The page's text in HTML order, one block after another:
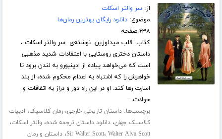
از:سر والتر اسکات
موضوع:دانلود رایگان بهترین رمان‌ها
۶۳۸ صفحه
کتاب قلب میدلوزین نوشته‌ی سر والتر اسکات ،
داستان دختری روستایی با اعتقادات شدید مذهبی
است که می‌خواهد پیاده از ادینبورو به لندن برود تا
خواهرش را که اشتباه به اعدام محکوم شده، از بند
اسارت رها کند. او در این راه دور و دراز به اتفاقات و
حوادث...
برچسب‌ها:داستان تاریخی خارجی،رمان کلاسیک، ادبیات
کلاسیک جهان،دانلود داستان ترجمه شده، والتر اسکات،
Sir Walter Scott، Walter Alva Scott ،داستان و رمان